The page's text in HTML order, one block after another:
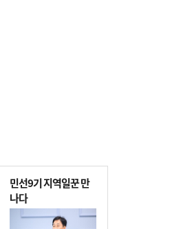
민선9기 지역일꾼 만
나다